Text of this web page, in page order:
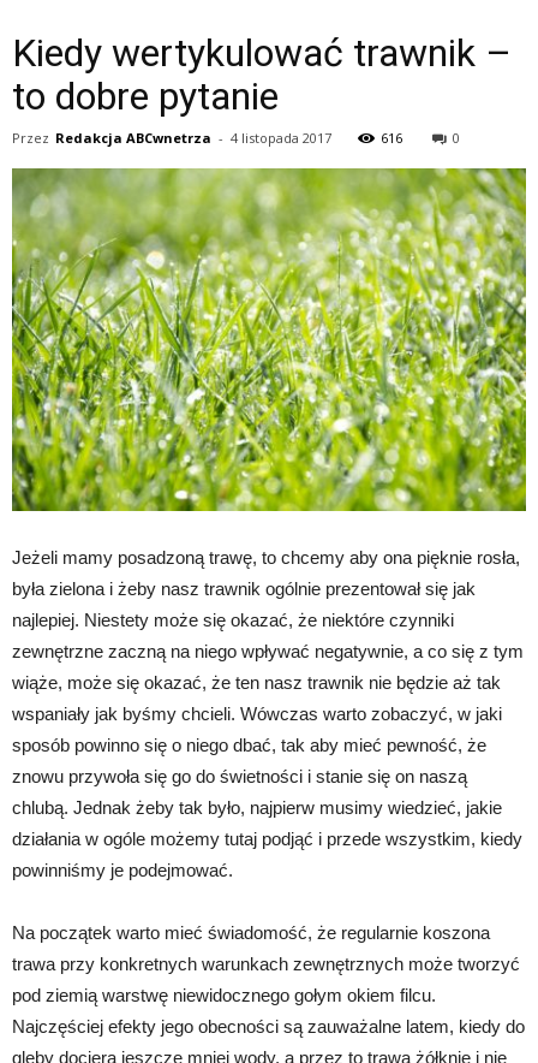
Kiedy wertykulować trawnik –
to dobre pytanie
Przez Redakcja ABCwnetrza - 4 listopada 2017 616 0
Jeżeli mamy posadzoną trawę, to chcemy aby ona pięknie rosła,
była zielona i żeby nasz trawnik ogólnie prezentował się jak
najlepiej. Niestety może się okazać, że niektóre czynniki
zewnętrzne zaczną na niego wpływać negatywnie, a co się z tym
wiąże, może się okazać, że ten nasz trawnik nie będzie aż tak
wspaniały jak byśmy chcieli. Wówczas warto zobaczyć, w jaki
sposób powinno się o niego dbać, tak aby mieć pewność, że
znowu przywoła się go do świetności i stanie się on naszą
chlubą. Jednak żeby tak było, najpierw musimy wiedzieć, jakie
działania w ogóle możemy tutaj podjąć i przede wszystkim, kiedy
powinniśmy je podejmować.
Na początek warto mieć świadomość, że regularnie koszona
trawa przy konkretnych warunkach zewnętrznych może tworzyć
pod ziemią warstwę niewidocznego gołym okiem filcu.
Najczęściej efekty jego obecności są zauważalne latem, kiedy do
gleby dociera jeszcze mniej wody, a przez to trawa żółknie i nie